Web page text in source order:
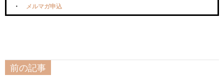
メルマガ申込
前の記事